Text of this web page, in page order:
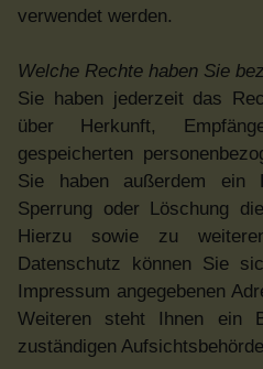
verwendet werden.
Welche Rechte haben Sie
Sie haben jederzeit das
über Herkunft,
gespeicherten
Sie haben außerdem ein
Sperrung oder Löschung
Hierzu sowie zu
Datenschutz können Sie
Impressum angegebenen
Weiteren steht Ihnen ein
zuständigen